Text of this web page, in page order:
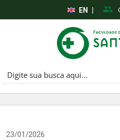
EN
23/01/2026